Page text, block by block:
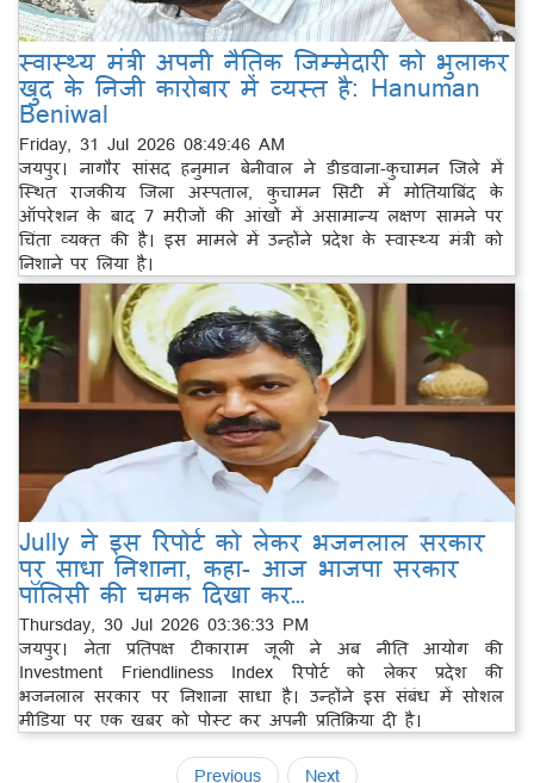
स्वास्थ्य मंत्री अपनी नैतिक जिम्मेदारी को भुलाकर
खुद के निजी कारोबार में व्यस्त है: Hanuman
Beniwal
Friday, 31 Jul 2026 08:49:46 AM
जयपुर। नागौर सांसद हनुमान बेनीवाल ने डीडवाना-कुचामन जिले में
स्थित राजकीय जिला अस्पताल, कुचामन सिटी में मोतियाबिंद के
ऑपरेशन के बाद 7 मरीजों की आंखों में असामान्य लक्षण सामने पर
चिंता व्यक्त की है। इस मामले में उन्होंने प्रदेश के स्वास्थ्य मंत्री को
निशाने पर लिया है।
Jully ने इस रिपोर्ट को लेकर भजनलाल सरकार
पर साधा निशाना, कहा- आज भाजपा सरकार
पॉलिसी की चमक दिखा कर…
Thursday, 30 Jul 2026 03:36:33 PM
जयपुर। नेता प्रतिपक्ष टीकाराम जूली ने अब नीति आयोग की
Investment Friendliness Index रिपोर्ट को लेकर प्रदेश की
भजनलाल सरकार पर निशाना साधा है। उन्होंने इस संबंध में सोशल
मीडिया पर एक खबर को पोस्ट कर अपनी प्रतिक्रिया दी है।
Previous Next